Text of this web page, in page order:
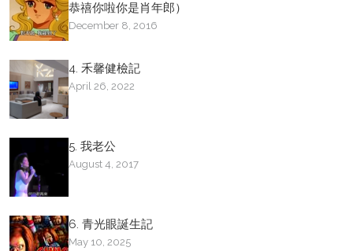
恭禧你啦你是肖年郎）
December 8, 2016
4. 禾馨健檢記
April 26, 2022
5. 我老公
August 4, 2017
6. 青光眼誕生記
May 10, 2025